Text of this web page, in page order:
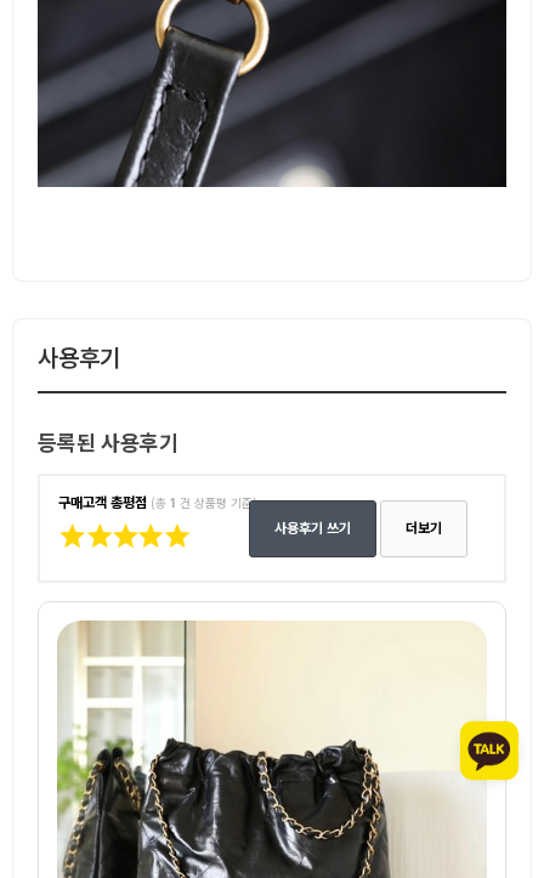
사용후기
등록된 사용후기
구매고객 총평점 (총 1 건 상품평 기준)
사용후기 쓰기 더보기